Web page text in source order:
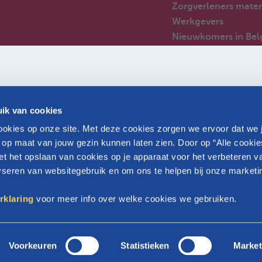
van cookies
op onze site. Met deze cookies zorgen we ervoor dat we
maat van jouw gezin kunnen laten zien. Door op “Alle
het opslaan van cookies op je apparaat voor het verbeteren
van websitegebruik en om ons te helpen bij onze
voor meer info over welke cookies we gebruiken.
Voorkeuren Statistieken
Zorgverleners
Werkgevers
Nieuwkomers in
regering.
gelijk voor
Disclaimer Privacy